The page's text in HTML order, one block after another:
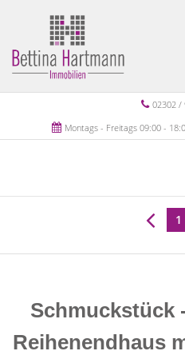
02302 /
Montags - Freitags 09:00 -
1
Schmuckstück
Reihenendhaus